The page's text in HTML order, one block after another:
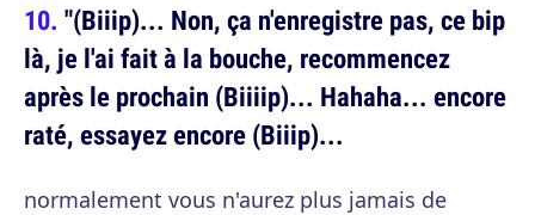
"(Biiip)... Non, ça n'enregistre pas, ce bip
là, je l'ai fait à la bouche, recommencez
après le prochain (Biiiip)... Hahaha... encore
raté, essayez encore (Biiip)...
normalement vous n'aurez plus jamais de